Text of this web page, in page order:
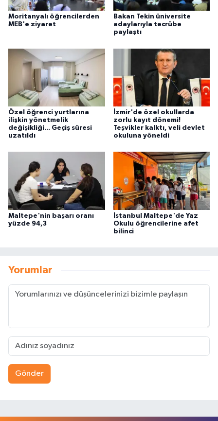
Moritanyalı öğrencilerden
MEB'e ziyaret
Bakan Tekin üniversite
adaylarıyla tecrübe
paylaştı
Özel öğrenci yurtlarına
ilişkin yönetmelik
değişikliği... Geçiş süresi
uzatıldı
İzmir'de özel okullarda
zorlu kayıt dönemi!
Teşvikler kalktı, veli devlet
okuluna yöneldi
Maltepe'nin başarı oranı
yüzde 94,3
İstanbul Maltepe'de Yaz
Okulu öğrencilerine afet
bilinci
Yorumlar
Gönder